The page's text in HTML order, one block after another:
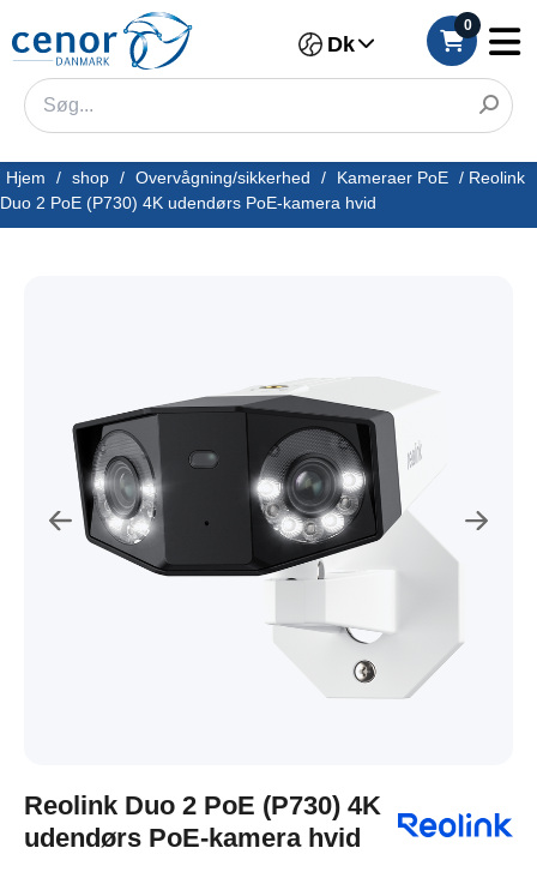
Dk
0
Hjem / shop / Overvågning/sikkerhed / Kameraer PoE / Reolink
Duo 2 PoE (P730) 4K udendørs PoE-kamera hvid
Reolink Duo 2 PoE (P730) 4K
udendørs PoE-kamera hvid